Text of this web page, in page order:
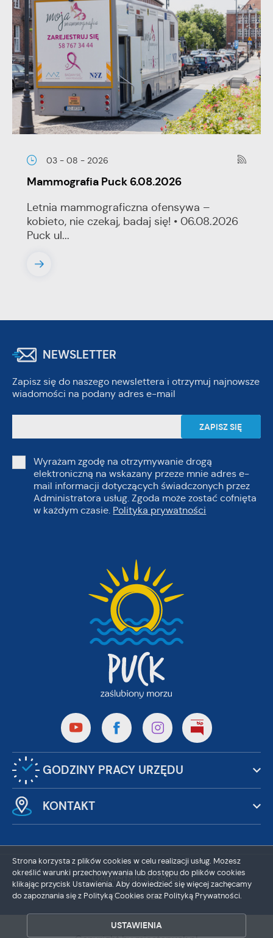
03 - 08 - 2026
Mammografia Puck 6.08.2026
Letnia mammograficzna ofensywa –
kobieto, nie czekaj, badaj się! • 06.08.2026
Puck ul...
NEWSLETTER
Zapisz się do naszego newslettera i otrzymuj najnowsze
wiadomości na podany adres e-mail
Wyrażam zgodę na otrzymywanie drogą
elektroniczną na wskazany przeze mnie adres e-
mail informacji dotyczących świadczonych przez
Administratora usług. Zgoda może zostać cofnięta
w każdym czasie. Polityka prywatności
GODZINY PRACY URZĘDU
KONTAKT
Odwiedzin: 3739531
Online: 229
Strona korzysta z plików cookies w celu realizacji usług. Możesz
określić warunki przechowywania lub dostępu do plików cookies
klikając przycisk Ustawienia. Aby dowiedzieć się więcej zachęcamy
do zapoznania się z Polityką Cookies oraz Polityką Prywatności.
USTAWIENIA
ZEZWÓL NA WSZYSTKIE